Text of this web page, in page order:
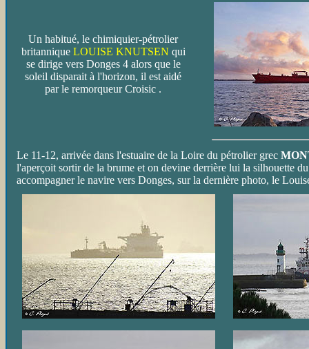
Un habitué, le chimiquier-pétrolier
britannique LOUISE KNUTSEN qui
se dirige vers Donges 4 alors que le
soleil disparait à l'horizon, il est aidé
par le remorqueur Croisic .
Le 11-12, arrivée dans l'estuaire de la Loire du pétrolier grec
l'aperçoit sortir de la brume et on devine derrière lui la silhouette
accompagner le navire vers Donges, sur la dernière photo, le